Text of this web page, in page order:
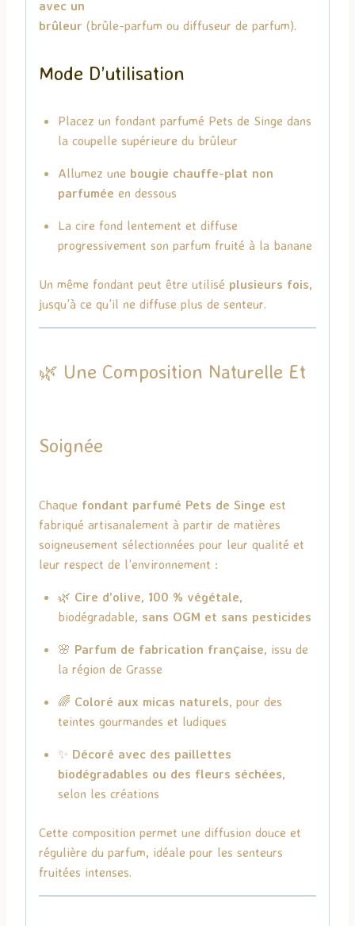
avec un
brûleur (brûle-parfum ou diffuseur de parfum).
Mode D’utilisation
Placez un fondant parfumé Pets de Singe dans
la coupelle supérieure du brûleur
Allumez une bougie chauffe-plat non
parfumée en dessous
La cire fond lentement et diffuse
progressivement son parfum fruité à la banane
Un même fondant peut être utilisé plusieurs fois,
jusqu’à ce qu’il ne diffuse plus de senteur.
🌿 Une Composition Naturelle Et
Soignée
Chaque fondant parfumé Pets de Singe est
fabriqué artisanalement à partir de matières
soigneusement sélectionnées pour leur qualité et
leur respect de l’environnement :
🌿 Cire d’olive, 100 % végétale,
biodégradable, sans OGM et sans pesticides
🌸 Parfum de fabrication française, issu de
la région de Grasse
🌈 Coloré aux micas naturels, pour des
teintes gourmandes et ludiques
✨ Décoré avec des paillettes
biodégradables ou des fleurs séchées,
selon les créations
Cette composition permet une diffusion douce et
régulière du parfum, idéale pour les senteurs
fruitées intenses.